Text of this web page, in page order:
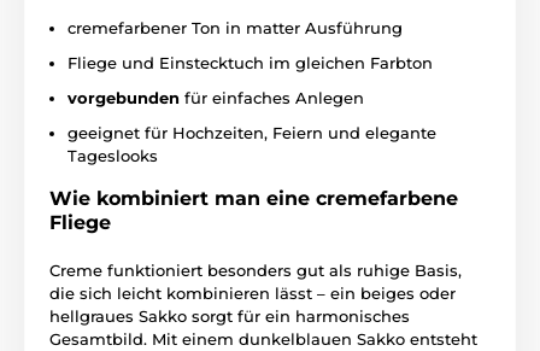
cremefarbener Ton in matter Ausführung
Fliege und Einstecktuch im gleichen Farbton
vorgebunden für einfaches Anlegen
geeignet für Hochzeiten, Feiern und elegante
Tageslooks
Wie kombiniert man eine cremefarbene
Fliege
Creme funktioniert besonders gut als ruhige Basis,
die sich leicht kombinieren lässt – ein beiges oder
hellgraues Sakko sorgt für ein harmonisches
Gesamtbild. Mit einem dunkelblauen Sakko entsteht